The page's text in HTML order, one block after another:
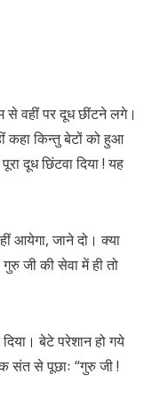
वहीं पर दूध छींटने लगे।
कहा किन्तु बेटों को हुआ
दूध छिंटवा दिया ! यह
आयेगा, जाने दो। क्या
जी की सेवा में ही तो
बेटे परेशान हो गये
संत से पूछाः “गुरु जी !